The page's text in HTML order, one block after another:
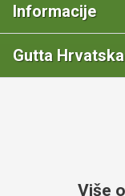
Informacije
Gutta
Više